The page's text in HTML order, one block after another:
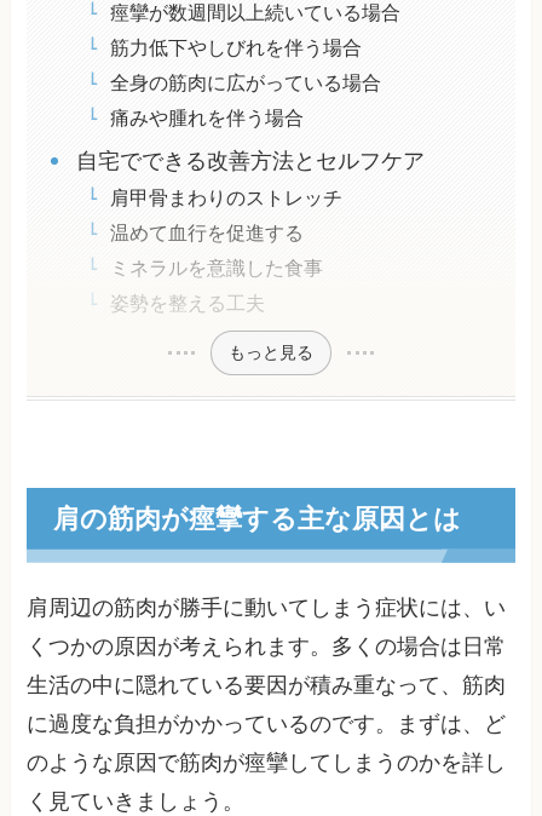
痙攣が数週間以上続いている場合
筋力低下やしびれを伴う場合
全身の筋肉に広がっている場合
痛みや腫れを伴う場合
自宅でできる改善方法とセルフケア
肩甲骨まわりのストレッチ
温めて血行を促進する
ミネラルを意識した食事
姿勢を整える工夫
もっと見る
肩の筋肉が痙攣する主な原因とは
肩周辺の筋肉が勝手に動いてしまう症状には、い
くつかの原因が考えられます。多くの場合は日常
生活の中に隠れている要因が積み重なって、筋肉
に過度な負担がかかっているのです。まずは、ど
のような原因で筋肉が痙攣してしまうのかを詳し
く見ていきましょう。